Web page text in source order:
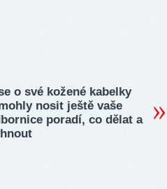
o své kožené kabelky
nosit ještě vaše
poradí, co dělat a